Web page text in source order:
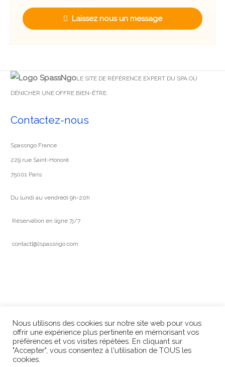
Laissez nous un message
LE SITE DE RÉFÉRENCE EXPERT DU SPA OÙ
DÉNICHER UNE OFFRE BIEN-ÊTRE.
Contactez-nous
Spassngo France
229 rue Saint-Honoré
75001 Paris
Du lundi au vendredi 9h-20h
Réservation en ligne 7j/7
contact[@]spassngo.com
Nous utilisons des cookies sur notre site web pour vous
offrir une expérience plus pertinente en mémorisant vos
préférences et vos visites répétées. En cliquant sur
"Accepter", vous consentez à l'utilisation de TOUS les
cookies.